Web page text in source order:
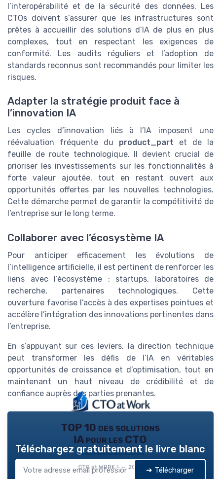
l’interopérabilité et de la sécurité des données. Les
CTOs doivent s’assurer que les infrastructures sont
prêtes à accueillir des solutions d’IA de plus en plus
complexes, tout en respectant les exigences de
conformité. Les audits réguliers et l’adoption de
standards reconnus sont recommandés pour limiter les
risques.
Adapter la stratégie produit face à
l’innovation IA
Les cycles d’innovation liés à l’IA imposent une
réévaluation fréquente du product_part et de la
feuille de route technologique. Il devient crucial de
prioriser les investissements sur les fonctionnalités à
forte valeur ajoutée, tout en restant ouvert aux
opportunités offertes par les nouvelles technologies.
Cette démarche permet de garantir la compétitivité de
l’entreprise sur le long terme.
Collaborer avec l’écosystème IA
Pour anticiper efficacement les évolutions de
l’intelligence artificielle, il est pertinent de renforcer les
liens avec l’écosystème : startups, laboratoires de
recherche, partenaires technologiques. Cette
ouverture favorise l’accès à des expertises pointues et
accélère l’intégration des innovations pertinentes dans
l’entreprise.
En s’appuyant sur ces leviers, la direction technique
peut transformer les défis de l’IA en véritables
opportunités de croissance et d’optimisation, tout en
maintenant un haut niveau de crédibilité et de
confiance auprès des parties prenantes.
TOP 10 des solutions
IA pour les CTO
CTO at WORK ! — 2026
Téléchargez gratuitement le livre blanc
➔ Télécharger